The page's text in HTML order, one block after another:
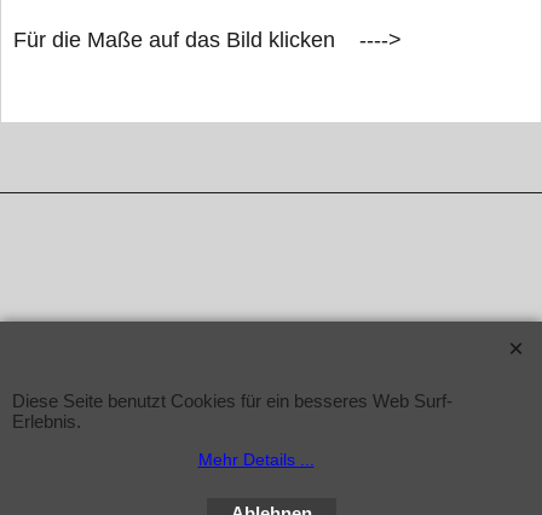
Für die Maße auf das Bild klicken ---->
Diese Seite benutzt Cookies für ein besseres Web Surf-
Erlebnis.
Mehr Details ...